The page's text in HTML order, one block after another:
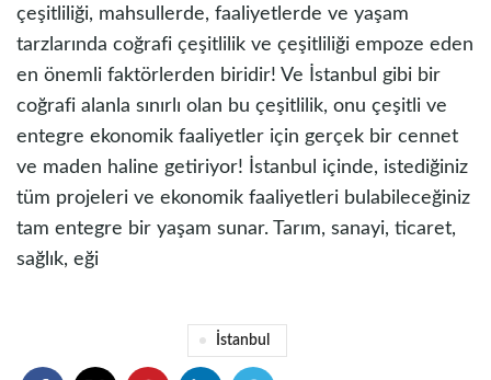
çeşitliliği, mahsullerde, faaliyetlerde ve yaşam
tarzlarında coğrafi çeşitlilik ve çeşitliliği empoze eden
en önemli faktörlerden biridir! Ve İstanbul gibi bir
coğrafi alanla sınırlı olan bu çeşitlilik, onu çeşitli ve
entegre ekonomik faaliyetler için gerçek bir cennet
ve maden haline getiriyor! İstanbul içinde, istediğiniz
tüm projeleri ve ekonomik faaliyetleri bulabileceğiniz
tam entegre bir yaşam sunar. Tarım, sanayi, ticaret,
sağlık, eği
İstanbul